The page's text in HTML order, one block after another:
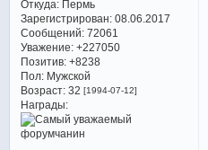
Откуда:Пермь
Зарегистрирован: 08.06.2017
Сообщений:72061
Уважение: +227050
Позитив: +8238
Пол:Мужской
Возраст:32 [1994-07-12]
Награды: